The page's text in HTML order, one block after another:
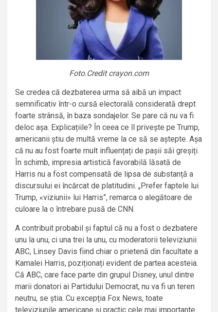
Foto.Credit crayon.com
Se credea că dezbaterea urma să aibă un impact
semnificativ într-o cursă electorală considerată drept
foarte strânsă, în baza sondajelor. Se pare că nu va fi
deloc așa. Explicațiile? În ceea ce îl privește pe Trump,
americanii știu de multă vreme la ce să se aștepte. Așa
că nu au fost foarte mult influențați de pașii săi greșiți.
În schimb, impresia artistică favorabilă lăsată de
Harris nu a fost compensată de lipsa de substanță a
discursului ei încărcat de platitudini. „Prefer faptele lui
Trump, «viziunii» lui Harris”, remarca o alegătoare de
culoare la o întrebare pusă de CNN.
A contribuit probabil și faptul că nu a fost o dezbatere
unu la unu, ci una trei la unu, cu moderatorii televiziunii
ABC, Linsey Davis fiind chiar o prietenă din facultate a
Kamalei Harris, poziționați evident de partea acesteia.
Că ABC, care face parte din grupul Disney, unul dintre
marii donatori ai Partidului Democrat, nu va fi un teren
neutru, se știa. Cu excepția Fox News, toate
televiziunile americane și practic cele mai importante